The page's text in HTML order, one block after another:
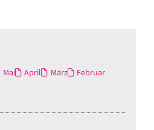
Mai April März
Februar